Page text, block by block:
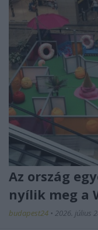
Az ország
nyílik meg a
budapest24 • 2026. július